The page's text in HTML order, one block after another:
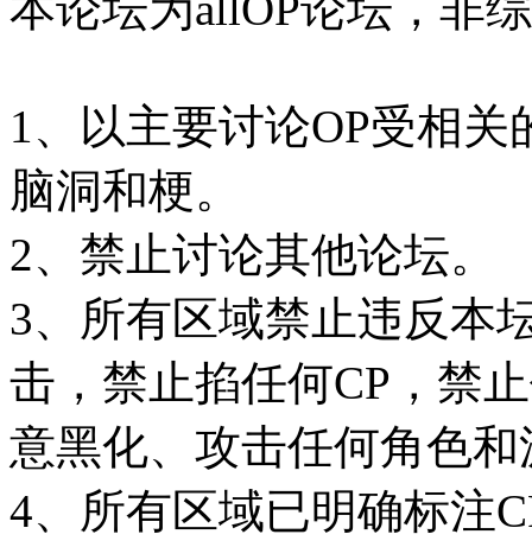
1、以主要讨论OP受相
脑洞和梗。
2、禁止讨论其他论坛。
3、所有区域禁止违反本
击，禁止掐任何CP，禁
意黑化、攻击任何角色和
4、所有区域已明确标注